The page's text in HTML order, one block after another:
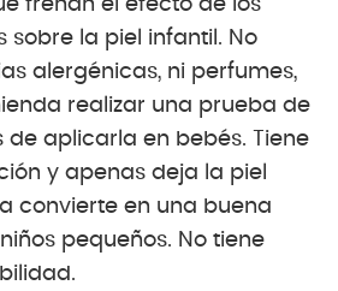
frenan el efecto de los
sobre la piel infantil. No
alergénicas, ni perfumes,
realizar una prueba de
de aplicarla en bebés. Tiene
y apenas deja la piel
convierte en una buena
pequeños. No tiene